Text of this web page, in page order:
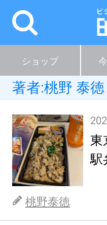
ショップ
著者:桃野 泰徳
東
駅
桃野泰徳